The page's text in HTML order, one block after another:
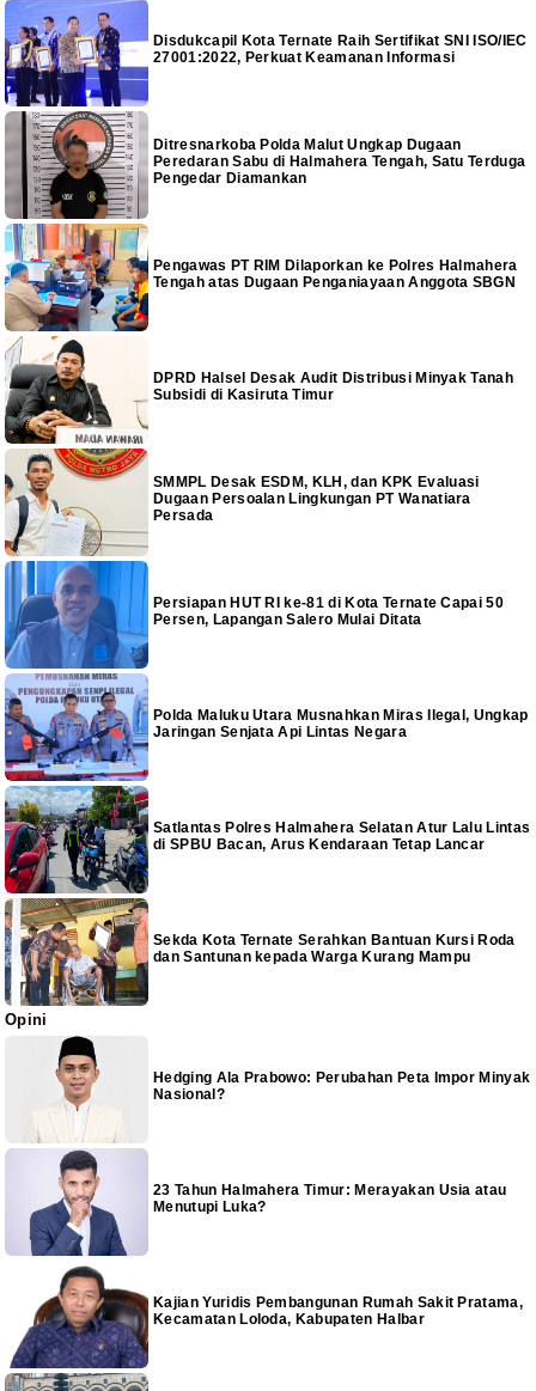
Disdukcapil Kota Ternate Raih Sertifikat SNI ISO/IEC
27001:2022, Perkuat Keamanan Informasi
Ditresnarkoba Polda Malut Ungkap Dugaan
Peredaran Sabu di Halmahera Tengah, Satu Terduga
Pengedar Diamankan
Pengawas PT RIM Dilaporkan ke Polres Halmahera
Tengah atas Dugaan Penganiayaan Anggota SBGN
DPRD Halsel Desak Audit Distribusi Minyak Tanah
Subsidi di Kasiruta Timur
SMMPL Desak ESDM, KLH, dan KPK Evaluasi
Dugaan Persoalan Lingkungan PT Wanatiara
Persada
Persiapan HUT RI ke-81 di Kota Ternate Capai 50
Persen, Lapangan Salero Mulai Ditata
Polda Maluku Utara Musnahkan Miras Ilegal, Ungkap
Jaringan Senjata Api Lintas Negara
Satlantas Polres Halmahera Selatan Atur Lalu Lintas
di SPBU Bacan, Arus Kendaraan Tetap Lancar
Sekda Kota Ternate Serahkan Bantuan Kursi Roda
dan Santunan kepada Warga Kurang Mampu
Opini
Hedging Ala Prabowo: Perubahan Peta Impor Minyak
Nasional?
23 Tahun Halmahera Timur: Merayakan Usia atau
Menutupi Luka?
Kajian Yuridis Pembangunan Rumah Sakit Pratama,
Kecamatan Loloda, Kabupaten Halbar